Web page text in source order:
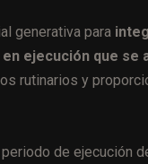
generativa para
ejecución que se
rutinarios y
de ejecución